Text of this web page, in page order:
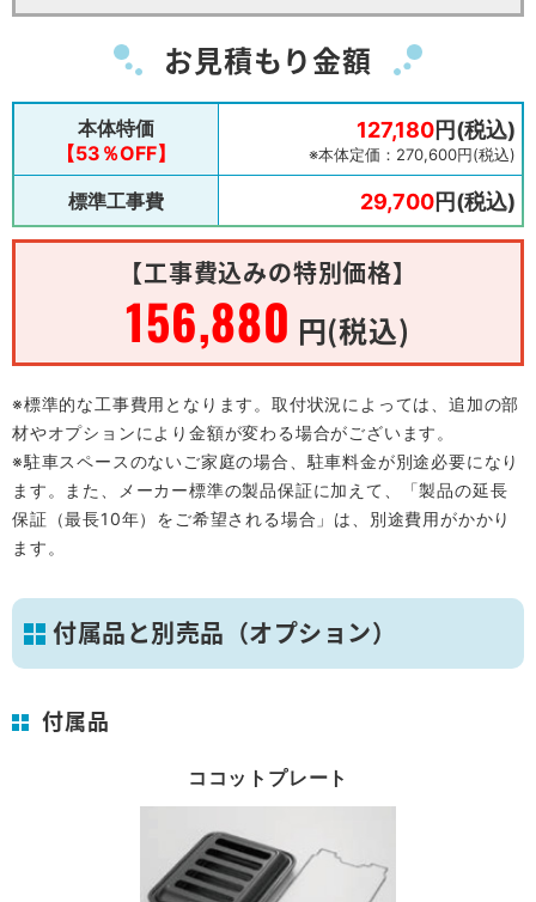
お見積もり金額
本体特価
【53％OFF】
127,180円(税込)
※本体定価：270,600円(税込)
標準工事費 29,700円(税込)
【工事費込みの特別価格】
156,880 円(税込)
※標準的な工事費用となります。取付状況によっては、追加の部
材やオプションにより金額が変わる場合がございます。
※駐車スペースのないご家庭の場合、駐車料金が別途必要になり
ます。また、メーカー標準の製品保証に加えて、「製品の延長
保証（最長10年）をご希望される場合」は、別途費用がかかり
ます。
付属品と別売品（オプション）
付属品
ココットプレート